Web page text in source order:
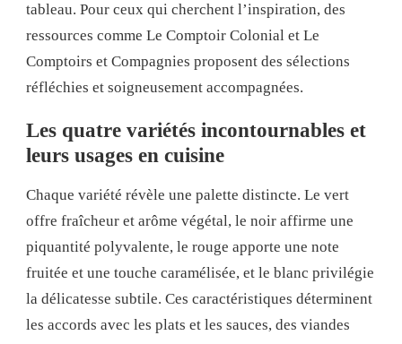
tableau. Pour ceux qui cherchent l’inspiration, des
ressources comme Le Comptoir Colonial et Le
Comptoirs et Compagnies proposent des sélections
réfléchies et soigneusement accompagnées.
Les quatre variétés incontournables et
leurs usages en cuisine
Chaque variété révèle une palette distincte. Le vert
offre fraîcheur et arôme végétal, le noir affirme une
piquantité polyvalente, le rouge apporte une note
fruitée et une touche caramélisée, et le blanc privilégie
la délicatesse subtile. Ces caractéristiques déterminent
les accords avec les plats et les sauces, des viandes